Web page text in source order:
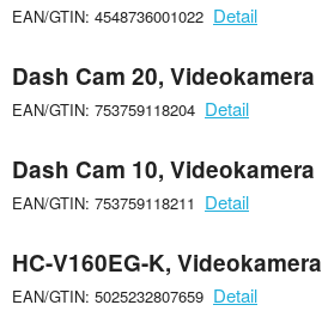
EAN/GTIN: 4548736001022 Detail
Dash Cam 20, Videokamera
EAN/GTIN: 753759118204 Detail
Dash Cam 10, Videokamera
EAN/GTIN: 753759118211 Detail
HC-V160EG-K, Videokamera
EAN/GTIN: 5025232807659 Detail